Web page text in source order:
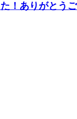
！ありがとうご